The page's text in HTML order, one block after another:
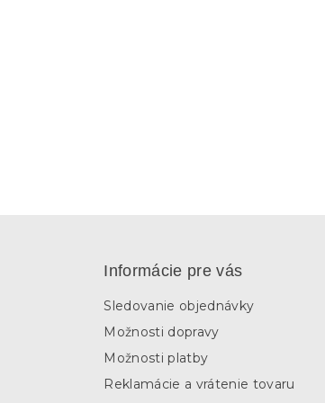
Informácie pre vás
Sledovanie objednávky
Možnosti dopravy
Možnosti platby
Reklamácie a vrátenie tovaru